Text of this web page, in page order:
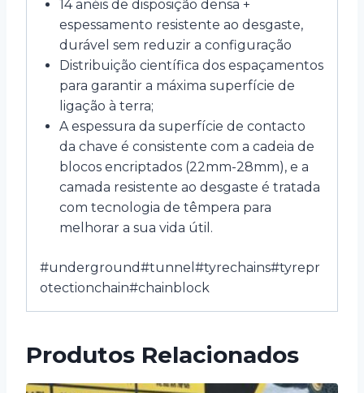
14 anéis de disposição densa +
espessamento resistente ao desgaste,
durável sem reduzir a configuração
Distribuição científica dos espaçamentos
para garantir a máxima superfície de
ligação à terra;
A espessura da superfície de contacto
da chave é consistente com a cadeia de
blocos encriptados (22mm-28mm), e a
camada resistente ao desgaste é tratada
com tecnologia de têmpera para
melhorar a sua vida útil.
#underground#tunnel#tyrechains#tyrepr
otectionchain#chainblock
Produtos Relacionados